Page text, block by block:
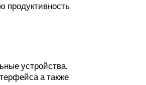
продуктивность
устройства.
а также